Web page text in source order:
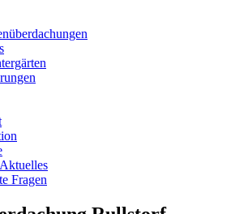
Fragen